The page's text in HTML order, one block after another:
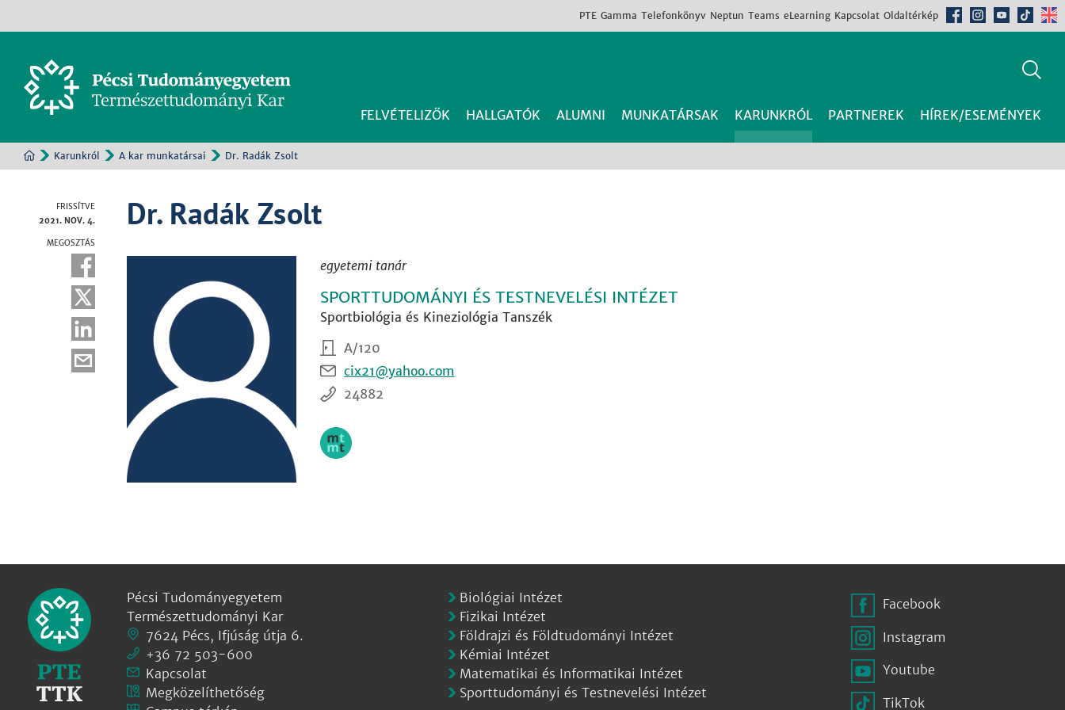
PTE Gamma Telefonkönyv Neptun Teams eLearning Kapcsolat Oldaltérkép
FELVÉTELIZŐK HALLGATÓK ALUMNI MUNKATÁRSAK KARUNKRÓL PARTNEREK HÍREK/ESEMÉNYEK
Karunkról A kar munkatársai Dr. Radák Zsolt
FRISSÍTVE
2021. NOV. 4.
MEGOSZTÁS
Dr. Radák Zsolt
egyetemi tanár
SPORTTUDOMÁNYI ÉS TESTNEVELÉSI INTÉZET
Sportbiológia és Kineziológia Tanszék
A/120
cix21
24882
Pécsi Tudományegyetem
Természettudományi Kar
7624 Pécs, Ifjúság útja 6.
+36 72 503-600
Kapcsolat
Megközelíthetőség
Biológiai Intézet
Fizikai Intézet
Földrajzi és Földtudományi Intézet
Kémiai Intézet
Matematikai és Informatikai Intézet
Sporttudományi és Testnevelési Intézet
Facebook
Instagram
Youtube
TikTok